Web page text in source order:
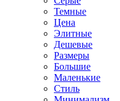
Темные
Цена
Элитные
Дешевые
Размеры
Большие
Маленькие
Стиль